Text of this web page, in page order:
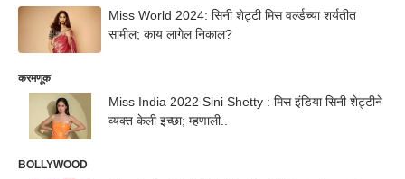
Miss World 2024: सिनी शेट्टी मिस वर्ल्डच्या शर्यतीत
सामील; काय लागेल निकाल?
करमणूक
Miss India 2022 Sini Shetty : मिस इंडिया सिनी शेट्टीने
व्यक्त केली इच्छा; म्हणाली..
BOLLYWOOD